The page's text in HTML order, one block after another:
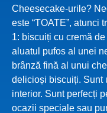
Cheesecake-urile?
este “TOATE”, atunci
1: biscuiți cu cremă
aluatul pufos al unei
brânză fină al unui
delicioși biscuiți. Sunt
interior. Sunt perfecți
ocazii speciale sau